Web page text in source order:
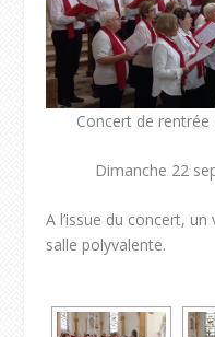
Concert de rentrée
Dimanche 22
A l’issue du concert,
salle polyvalente.